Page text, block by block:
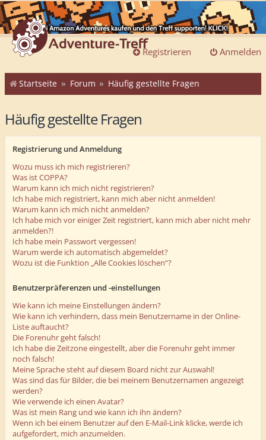
Anmelden
Registrieren
Startseite Forum Häufig gestellte Fragen
Häufig gestellte Fragen
Registrierung und Anmeldung
Wozu muss ich mich registrieren?
Was ist COPPA?
Warum kann ich mich nicht registrieren?
Ich habe mich registriert, kann mich aber nicht anmelden!
Warum kann ich mich nicht anmelden?
Ich habe mich vor einiger Zeit registriert, kann mich aber nicht mehr
anmelden?!
Ich habe mein Passwort vergessen!
Warum werde ich automatisch abgemeldet?
Wozu ist die Funktion „Alle Cookies löschen“?
Benutzerpräferenzen und -einstellungen
Wie kann ich meine Einstellungen ändern?
Wie kann ich verhindern, dass mein Benutzername in der Online-
Liste auftaucht?
Die Forenuhr geht falsch!
Ich habe die Zeitzone eingestellt, aber die Forenuhr geht immer
noch falsch!
Meine Sprache steht auf diesem Board nicht zur Auswahl!
Was sind das für Bilder, die bei meinem Benutzernamen angezeigt
werden?
Wie verwende ich einen Avatar?
Was ist mein Rang und wie kann ich ihn ändern?
Wenn ich bei einem Benutzer auf den E-Mail-Link klicke, werde ich
aufgefordert, mich anzumelden.